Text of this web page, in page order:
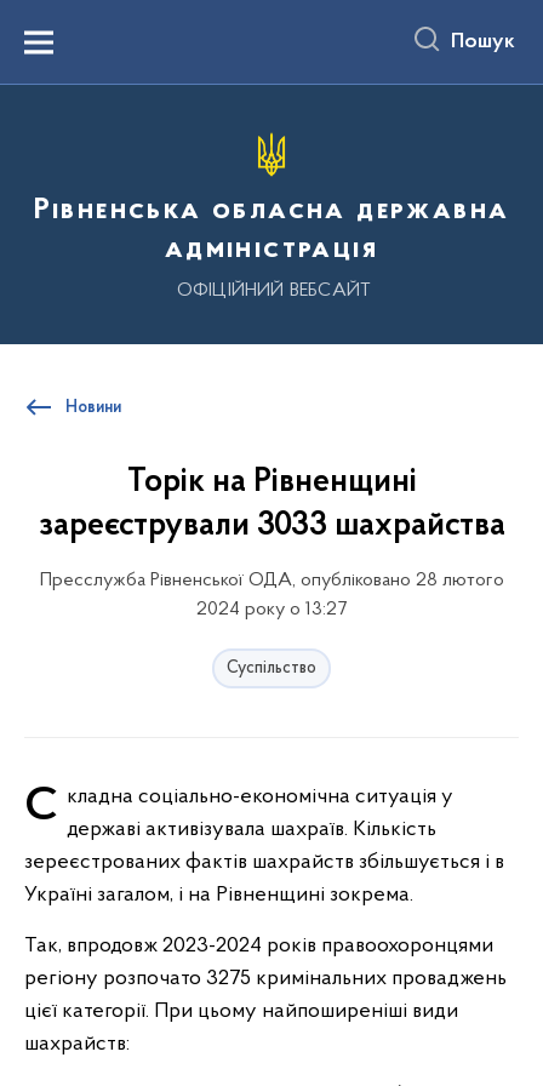
вмістуMenu Пошук
Рівненська обласна державна
адміністрація
ОФІЦІЙНИЙ ВЕБСАЙТ
Новини
Торік на Рівненщині
зареєстрували 3033 шахрайства
Пресслужба Рівненської ОДА, опубліковано 28 лютого
2024 року о 13:27
Суспільство
Складна соціально-економічна ситуація у державі активізувала шахраїв. Кількість
зереєстрованих фактів шахрайств збільшується і в
Україні загалом, і на Рівненщині зокрема.
Так, впродовж 2023-2024 років правоохоронцями
регіону розпочато 3275 кримінальних проваджень
цієї категорії. При цьому найпоширеніші види
шахрайств: